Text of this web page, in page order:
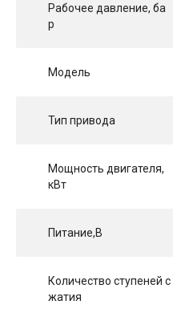
Рабочее давление, ба
р
Модель
Тип привода
Мощность двигателя,
кВт
Питание,В
Количество ступеней с
жатия